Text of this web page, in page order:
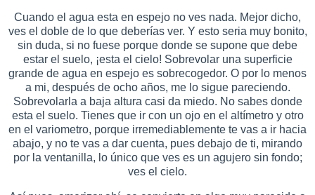
Cuando el agua esta en espejo no ves nada. Mejor dicho,
ves el doble de lo que deberías ver. Y esto seria muy bonito,
sin duda, si no fuese porque donde se supone que debe
estar el suelo, ¡esta el cielo! Sobrevolar una superficie
grande de agua en espejo es sobrecogedor. O por lo menos
a mi, después de ocho años, me lo sigue pareciendo.
Sobrevolarla a baja altura casi da miedo. No sabes donde
esta el suelo. Tienes que ir con un ojo en el altímetro y otro
en el variometro, porque irremediablemente te vas a ir hacia
abajo, y no te vas a dar cuenta, pues debajo de ti, mirando
por la ventanilla, lo único que ves es un agujero sin fondo;
ves el cielo.